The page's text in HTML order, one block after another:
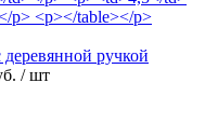
ручкой
/ шт